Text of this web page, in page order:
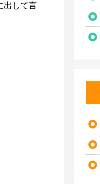
出して言